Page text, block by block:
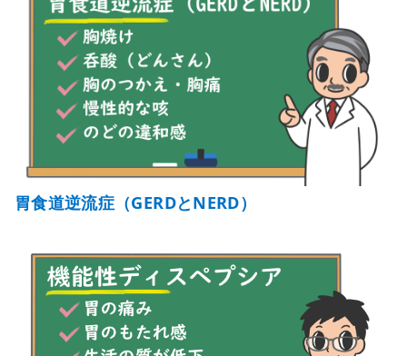
胃食道逆流症（GERDとNERD）